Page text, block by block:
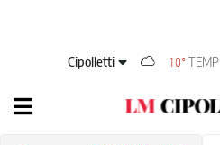
Cipolletti 10°TEMP